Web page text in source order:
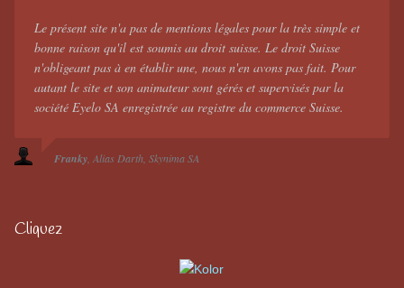
Le présent site n'a pas de mentions légales pour la très simple et
bonne raison qu'il est soumis au droit suisse. Le droit Suisse
n'obligeant pas à en établir une, nous n'en avons pas fait. Pour
autant le site et son animateur sont gérés et supervisés par la
société Eyelo SA enregistrée au registre du commerce Suisse.
Franky Alias Darth Skynima SA
Cliquez